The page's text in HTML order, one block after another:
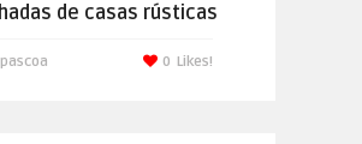
de casas rústicas
pascoa Likes!
0